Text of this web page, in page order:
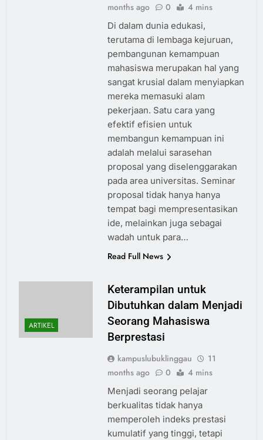
months ago
0 4 mins
Di dalam dunia edukasi,
terutama di lembaga kejuruan,
pembangunan kemampuan
mahasiswa merupakan hal yang
sangat krusial dalam menyiapkan
mereka memasuki alam
pekerjaan. Satu cara yang
efektif efisien untuk
membangun kemampuan ini
adalah melalui sarasehan
proposal yang diselenggarakan
pada area universitas. Seminar
proposal tidak hanya hanya
tempat bagi mempresentasikan
ide, melainkan juga sebagai
wadah untuk para…
Read Full News
ARTIKEL
Keterampilan untuk
Dibutuhkan dalam Menjadi
Seorang Mahasiswa
Berprestasi
kampuslubuklinggau
11
months ago
0 4 mins
Menjadi seorang pelajar
berkualitas tidak hanya
memperoleh indeks prestasi
kumulatif yang tinggi, tetapi